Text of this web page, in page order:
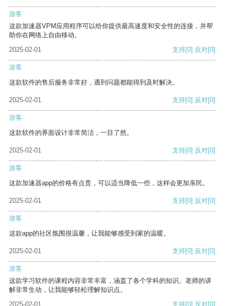
游客
这款加速器VPM应用程序可以给你提供最高速度和安全性的连接，并帮
助你在网络上自由移动。
2025-02-01
支持[0] 反对[0]
游客
这款软件的售后服务非常好，遇到问题都能得到及时解决。
2025-02-01 支持[0] 反对[0]
游客
这款软件的界面设计非常简洁，一目了然。
2025-02-01 支持[0] 反对[0]
游客
这款加速器app的价格有点贵，可以适当降低一些，这样会更加亲民。
2025-02-01 支持[0] 反对[0]
游客
这款app的社区氛围很温馨，让我能够感受到家的温暖。
2025-02-01 支持[0] 反对[0]
游客
这款学习软件的课程内容非常丰富，涵盖了各个学科的知识。老师的讲
解非常生动，让我能够轻松理解知识点。
2025-02-01
支持[0] 反对[0]